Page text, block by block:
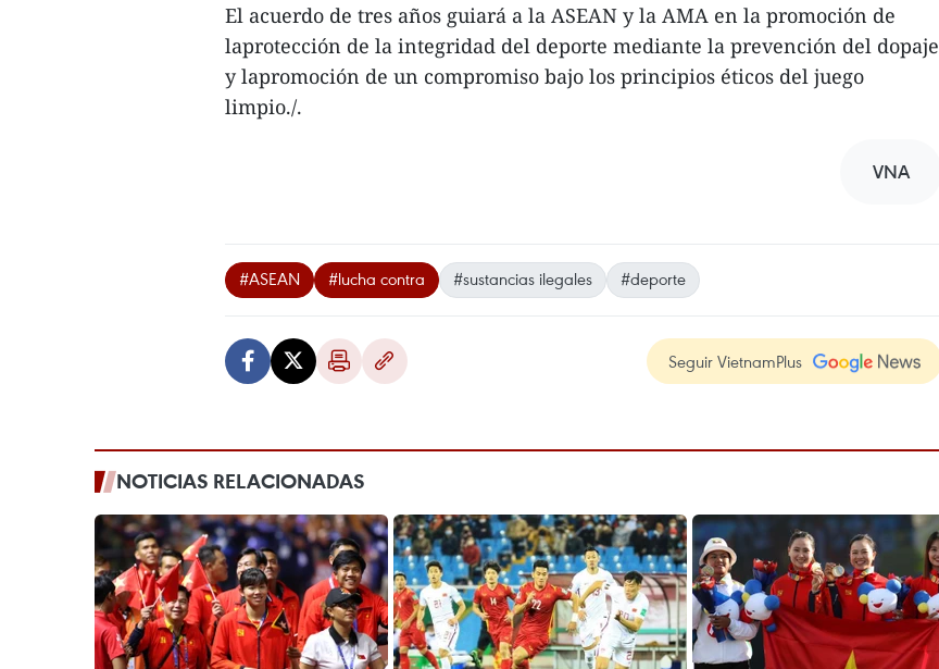
El acuerdo de tres años guiará a la ASEAN y la AMA en la promoción de
laprotección de la integridad del deporte mediante la prevención del dopaje
y lapromoción de un compromiso bajo los principios éticos del juego
limpio./.
VNA
#ASEAN #lucha contra #sustancias ilegales #deporte
Seguir VietnamPlus
NOTICIAS RELACIONADAS